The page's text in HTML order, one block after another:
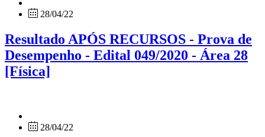
28/04/22
Resultado APÓS RECURSOS - Prova de
Desempenho - Edital 049/2020 - Área 28
[Física]
28/04/22